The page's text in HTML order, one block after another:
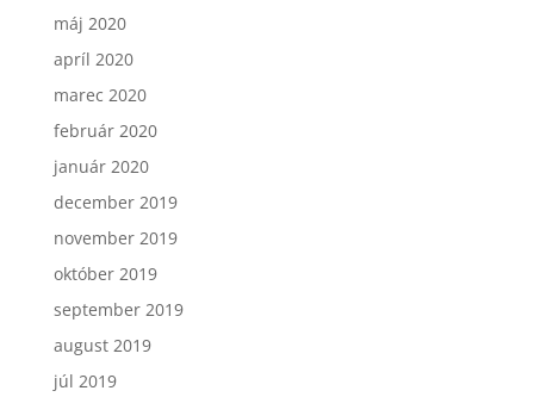
máj 2020
apríl 2020
marec 2020
február 2020
január 2020
december 2019
november 2019
október 2019
september 2019
august 2019
júl 2019